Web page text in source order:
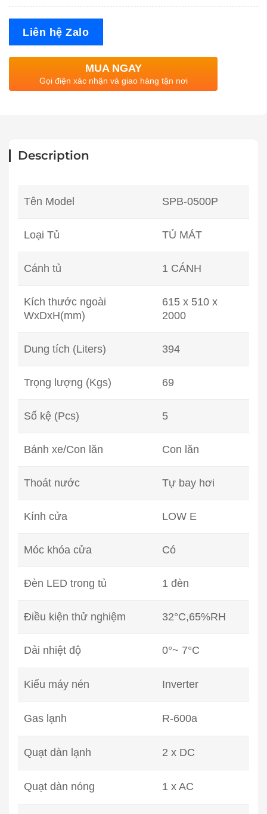
Liên hệ Zalo
MUA NGAY
Gọi điện xác nhận và giao hàng tận nơi
Description
Tên Model SPB-0500P
Loại Tủ TỦ MÁT
Cánh tủ 1 CÁNH
Kích thước ngoài
WxDxH(mm)
615 x 510 x
2000
Dung tích (Liters) 394
Trọng lượng (Kgs) 69
Số kệ (Pcs) 5
Bánh xe/Con lăn Con lăn
Thoát nước Tự bay hơi
Kính cửa LOW E
Móc khóa cửa Có
Đèn LED trong tủ 1 đèn
Điều kiện thử nghiệm 32°C,65%RH
Dải nhiệt độ 0°~ 7°C
Kiểu máy nén Inverter
Gas lạnh R-600a
Quạt dàn lạnh 2 x DC
Quạt dàn nóng 1 x AC